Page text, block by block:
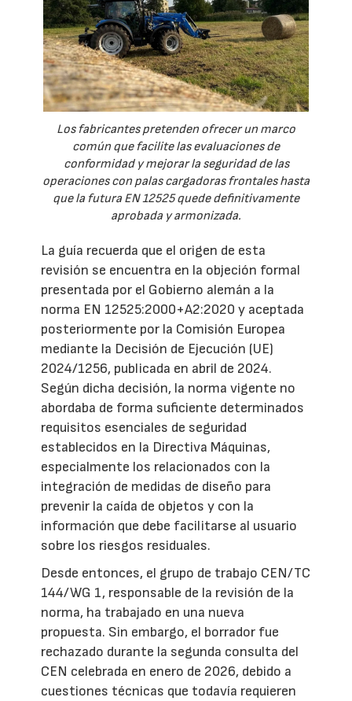
Los fabricantes pretenden ofrecer un marco
común que facilite las evaluaciones de
conformidad y mejorar la seguridad de las
operaciones con palas cargadoras frontales hasta
que la futura EN 12525 quede definitivamente
aprobada y armonizada.
La guía recuerda que el origen de esta
revisión se encuentra en la objeción formal
presentada por el Gobierno alemán a la
norma EN 12525:2000+A2:2020 y aceptada
posteriormente por la Comisión Europea
mediante la Decisión de Ejecución (UE)
2024/1256, publicada en abril de 2024.
Según dicha decisión, la norma vigente no
abordaba de forma suficiente determinados
requisitos esenciales de seguridad
establecidos en la Directiva Máquinas,
especialmente los relacionados con la
integración de medidas de diseño para
prevenir la caída de objetos y con la
información que debe facilitarse al usuario
sobre los riesgos residuales.
Desde entonces, el grupo de trabajo CEN/TC
144/WG 1, responsable de la revisión de la
norma, ha trabajado en una nueva
propuesta. Sin embargo, el borrador fue
rechazado durante la segunda consulta del
CEN celebrada en enero de 2026, debido a
cuestiones técnicas que todavía requieren